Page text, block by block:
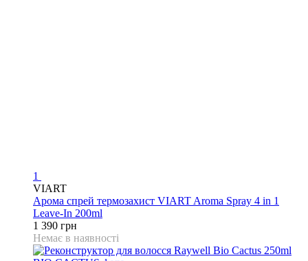
1
VIART
Арома спрей термозахист VIART Aroma Spray 4 in 1
Leave-In 200ml
1 390 грн
Немає в наявності